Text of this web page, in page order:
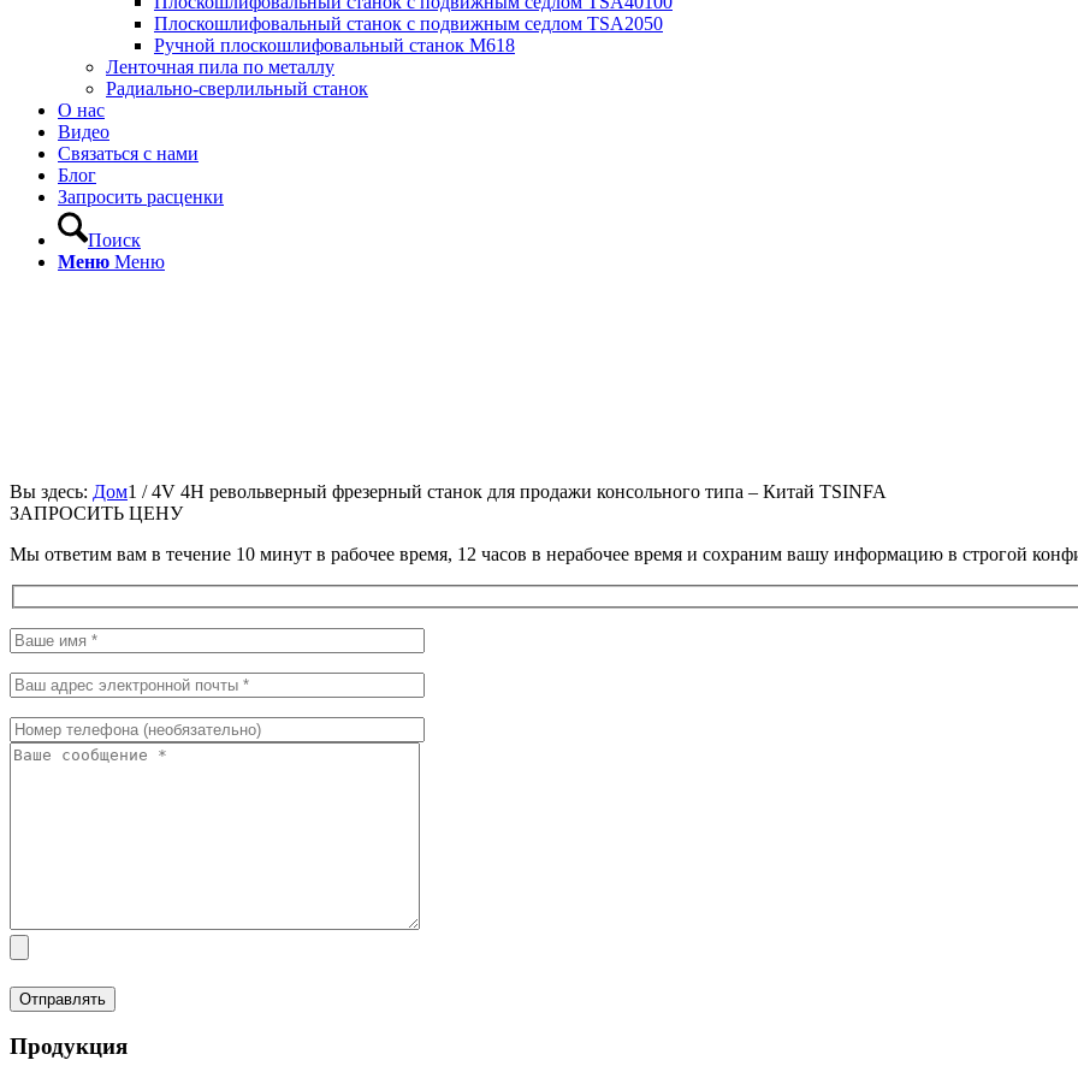
Плоскошлифовальный станок с подвижным седлом TSA2050
Ручной плоскошлифовальный станок M618
Ленточная пила по металлу
Радиально-сверлильный станок
О нас
Видео
Связаться с нами
Блог
Запросить расценки
Поиск
Меню Меню
Вы здесь: Дом1 / 4V 4H револьверный фрезерный станок для продажи консольного типа – Китай TSINFA
ЗАПРОСИТЬ ЦЕНУ
Мы ответим вам в течение 10 минут в рабочее время, 12 часов в нерабочее время и сохраним вашу информацию в строгой
Продукция